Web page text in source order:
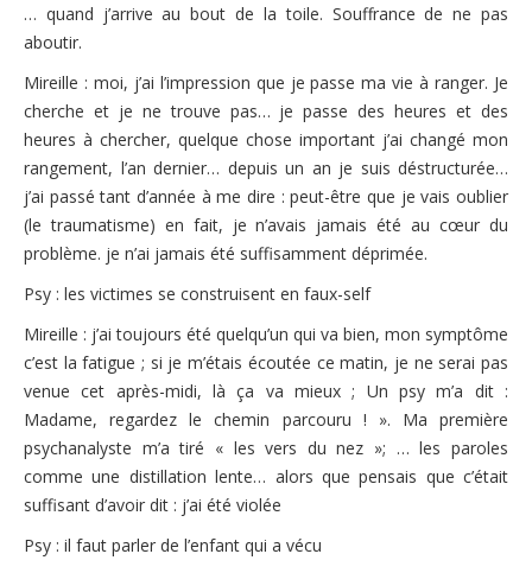
… quand j’arrive au bout de la toile. Souffrance de ne pas
aboutir.
Mireille : moi, j’ai l’impression que je passe ma vie à ranger. Je
cherche et je ne trouve pas… je passe des heures et des
heures à chercher, quelque chose important j’ai changé mon
rangement, l’an dernier… depuis un an je suis déstructurée…
j’ai passé tant d’année à me dire : peut-être que je vais oublier
(le traumatisme) en fait, je n’avais jamais été au cœur du
problème. je n’ai jamais été suffisamment déprimée.
Psy : les victimes se construisent en faux-self
Mireille : j’ai toujours été quelqu’un qui va bien, mon symptôme
c’est la fatigue ; si je m’étais écoutée ce matin, je ne serai pas
venue cet après-midi, là ça va mieux ; Un psy m’a dit :
Madame, regardez le chemin parcouru ! ». Ma première
psychanalyste m’a tiré « les vers du nez »; … les paroles
comme une distillation lente… alors que pensais que c’était
suffisant d’avoir dit : j’ai été violée
Psy : il faut parler de l’enfant qui a vécu